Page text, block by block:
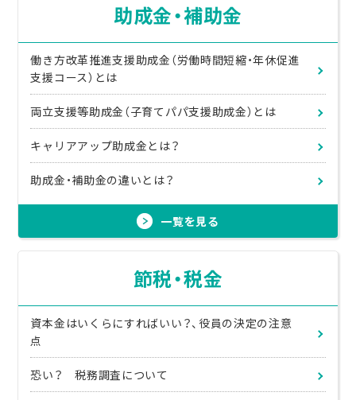
助成金・補助金
働き方改革推進支援助成金（労働時間短縮・年休促進
支援コース）とは
両立支援等助成金（子育てパパ支援助成金）とは
キャリアアップ助成金とは？
助成金・補助金の違いとは？
一覧を見る
節税・税金
資本金はいくらにすればいい？、役員の決定の注意
点
恐い？ 税務調査について